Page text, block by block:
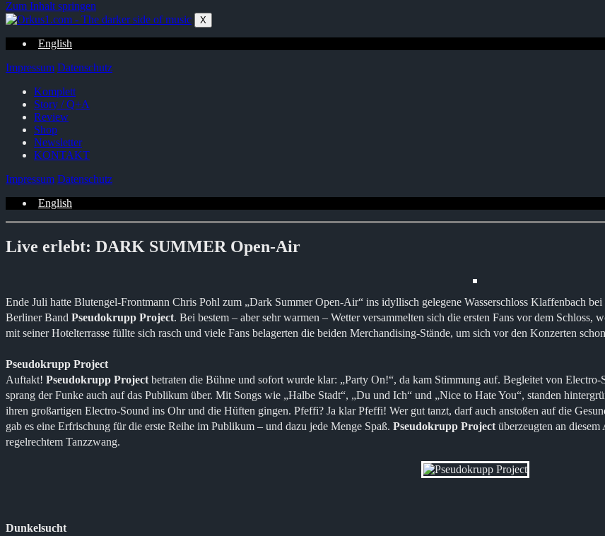
Zum Inhalt springen
X
English
Impressum Datenschutz
Komplett
Story / Q+A
Review
Shop
Newsletter
KONTAKT
Impressum Datenschutz
English
Live erlebt: DARK SUMMER Open-Air
Ende Juli hatte Blutengel-Frontmann Chris Pohl zum „Dark Summer Open-Air“ ins idyllisch gelegene Wasserschloss Klaffenbach
Berliner Band Pseudokrupp Project. Bei bestem – aber sehr warmen – Wetter versammelten sich die ersten Fans vor dem
mit seiner Hotelterrasse füllte sich rasch und viele Fans belagerten die beiden Merchandising-Stände, um sich vor den Konzerten
Pseudokrupp Project
Auftakt! Pseudokrupp Project betraten die Bühne und sofort wurde klar: „Party On!“, da kam Stimmung auf. Begleitet von
sprang der Funke auch auf das Publikum über. Mit Songs wie „Halbe Stadt“, „Du und Ich“ und „Nice to Hate You“, standen
ihren großartigen Electro-Sound ins Ohr und die Hüften gingen. Pfeffi? Ja klar Pfeffi! Wer gut tanzt, darf auch anstoßen auf die
gab es eine Erfrischung für die erste Reihe im Publikum – und dazu jede Menge Spaß. Pseudokrupp Project überzeugten an
regelrechtem Tanzzwang.
Dunkelsucht